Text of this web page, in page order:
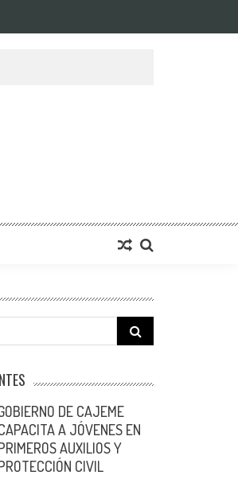
Search
for:
DE CAJEME
A JÓVENES EN
AUXILIOS Y
CIVIL